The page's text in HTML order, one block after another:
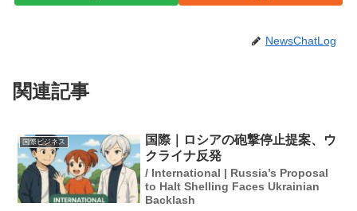
NewsChatLog
関連記事
国際ビジネス
国際｜ロシアの砲撃停止提案、ウ
クライナ反発
/ International | Russia’s Proposal
to Halt Shelling Faces Ukrainian
Backlash